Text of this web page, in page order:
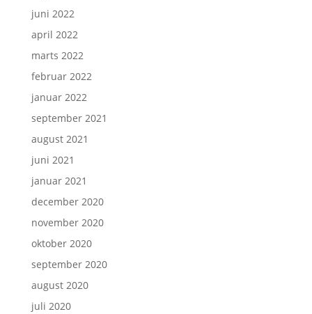
juni 2022
april 2022
marts 2022
februar 2022
januar 2022
september 2021
august 2021
juni 2021
januar 2021
december 2020
november 2020
oktober 2020
september 2020
august 2020
juli 2020